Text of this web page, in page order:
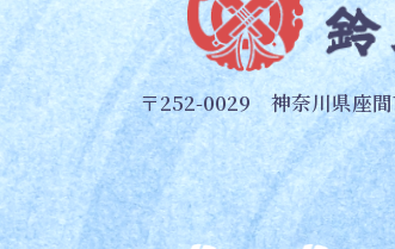
〒252-0029 神奈川県座間